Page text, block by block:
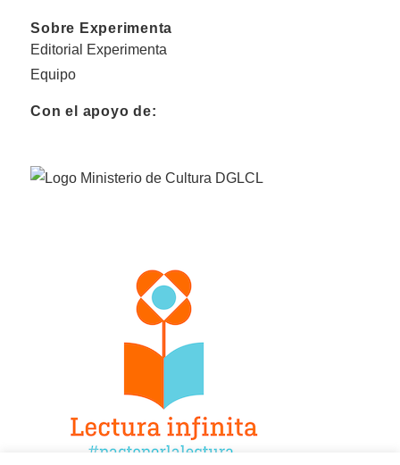
Sobre Experimenta
Editorial Experimenta
Equipo
Con el apoyo de: